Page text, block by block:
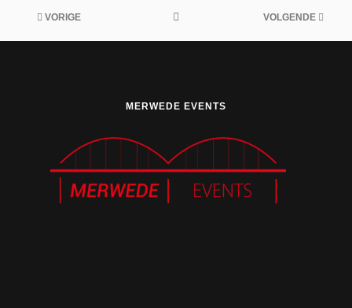
VORIGE VOLGENDE
MERWEDE EVENTS